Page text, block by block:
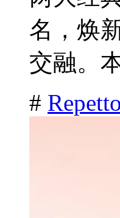
名，焕
交融。
# Repetto